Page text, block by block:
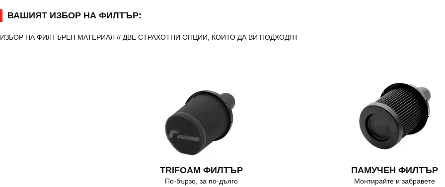
ВАШИЯТ ИЗБОР НА ФИЛТЪР:
ИЗБОР НА ФИЛТЪРЕН МАТЕРИАЛ // ДВЕ СТРАХОТНИ ОПЦИИ, КОИТО ДА ВИ ПОДХОДЯТ
TRIFOAM ФИЛТЪР
По-бързо, за по-дълго
ПАМУЧЕН ФИЛТЪР
Монтирайте и забравете